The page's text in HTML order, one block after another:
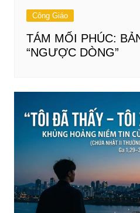
Công Giáo
TÁM MỐI PHÚC:
“NGƯỢC DÒNG”